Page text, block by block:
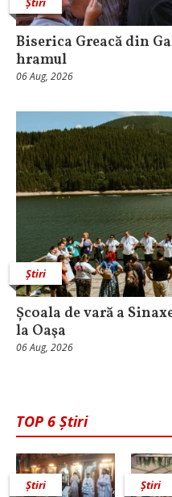
Biserica Greacă din
hramul
06 Aug, 2026
Știri
Școala de vară a
la Oaşa
06 Aug, 2026
TOP 6 Știri
Știri Știri